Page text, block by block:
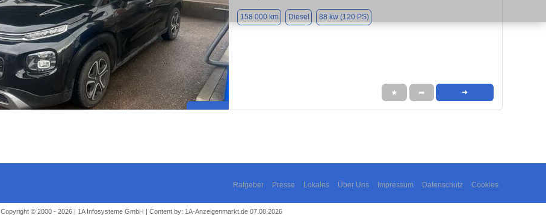
158.000 km Diesel 88 kw (120 PS)
★ ➦ ➜
Ratgeber Presse Lokales Über Uns Impressum Datenschutz Cookies
Copyright © 2000 - 2026 | 1A Infosysteme GmbH | Content by: 1A-Anzeigenmarkt.de 07.08.2026